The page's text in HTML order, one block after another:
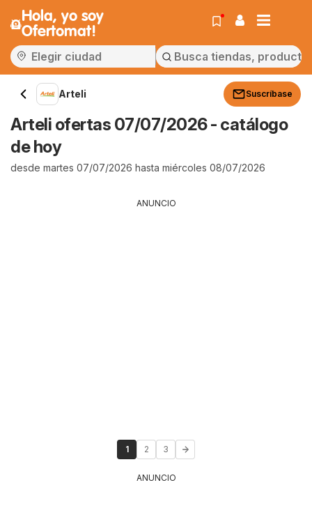
Hola, yo soy
Ofertomat!
Arteli Suscríbase
Arteli ofertas 07/07/2026 - catálogo
de hoy
desde martes 07/07/2026 hasta miércoles 08/07/2026
ANUNCIO
1 2 3
ANUNCIO